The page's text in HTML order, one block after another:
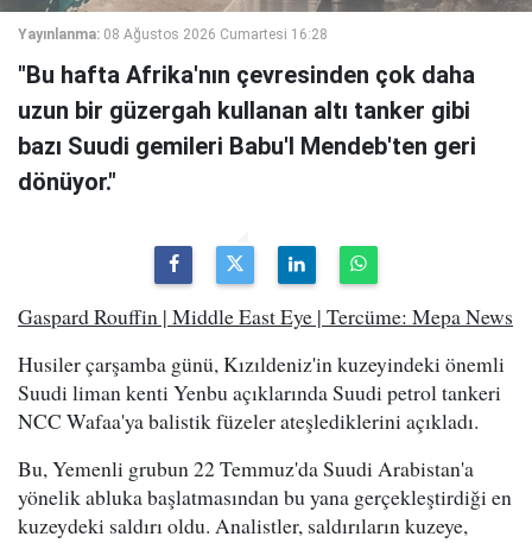
Yayınlanma: 08 Ağustos 2026 Cumartesi 16:28
"Bu hafta Afrika'nın çevresinden çok daha
uzun bir güzergah kullanan altı tanker gibi
bazı Suudi gemileri Babu'l Mendeb'ten geri
dönüyor."
Gaspard Rouffin | Middle East Eye | Tercüme: Mepa News
Husiler çarşamba günü, Kızıldeniz'in kuzeyindeki önemli
Suudi liman kenti Yenbu açıklarında Suudi petrol tankeri
NCC Wafaa'ya balistik füzeler ateşlediklerini açıkladı.
Bu, Yemenli grubun 22 Temmuz'da Suudi Arabistan'a
yönelik abluka başlatmasından bu yana gerçekleştirdiği en
kuzeydeki saldırı oldu. Analistler, saldırıların kuzeye,